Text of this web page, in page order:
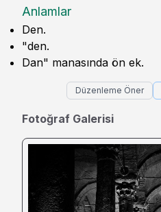
Anlamlar
Den.
"den.
Dan" manasında ön ek.
Düzenleme Öner
Fotoğraf Galerisi